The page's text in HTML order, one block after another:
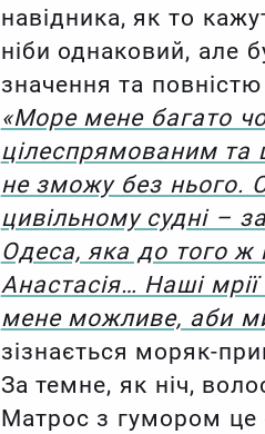
навідника, як то
ніби однаковий, але
значення та
«Море мене багато
цілеспрямованим та
не зможу без нього.
цивільному судні –
Одеса, яка до того ж
Анастасія… Наші
мене можливе, аби ми
зізнається моряк-
За темне, як ніч,
Матрос з гумором це